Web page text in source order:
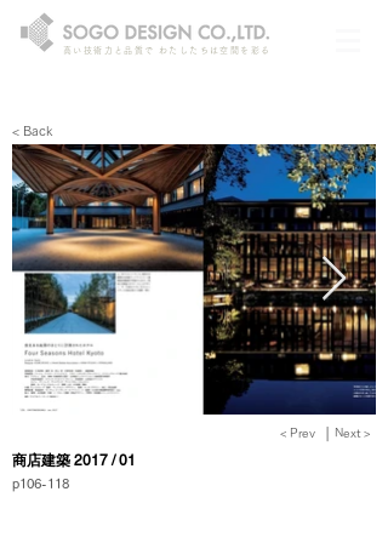
高い技術力と品質で わたしたちは空間を彩る
< Back
< Prev Next >
商店建築 2017 / 01
p106-118